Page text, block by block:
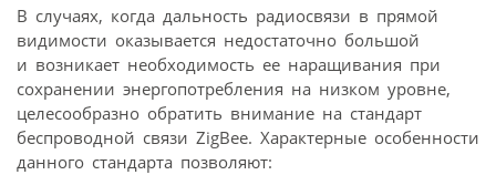
В случаях, когда дальность радиосвязи в прямой
видимости оказывается недостаточно большой
и возникает необходимость ее наращивания при
сохранении энергопотребления на низком уровне,
целесообразно обратить внимание на стандарт
беспроводной связи ZigBee. Характерные особенности
данного стандарта позволяют: